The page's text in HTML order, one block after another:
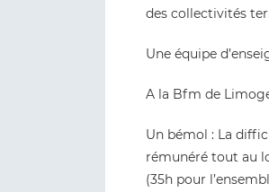
des collectivités
Une équipe
A la Bfm de
Un bémol : La
rémunéré tout au
(35h pour